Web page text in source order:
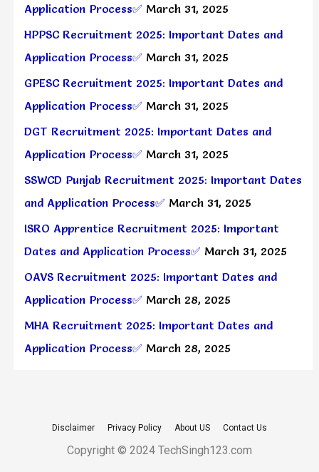
Application Process✅ March 31, 2025
HPPSC Recruitment 2025: Important Dates and
Application Process✅ March 31, 2025
GPESC Recruitment 2025: Important Dates and
Application Process✅ March 31, 2025
DGT Recruitment 2025: Important Dates and
Application Process✅ March 31, 2025
SSWCD Punjab Recruitment 2025: Important Dates
and Application Process✅ March 31, 2025
ISRO Apprentice Recruitment 2025: Important
Dates and Application Process✅ March 31, 2025
OAVS Recruitment 2025: Important Dates and
Application Process✅ March 28, 2025
MHA Recruitment 2025: Important Dates and
Application Process✅ March 28, 2025
Disclaimer Privacy Policy About US Contact Us
Copyright © 2024 TechSingh123.com